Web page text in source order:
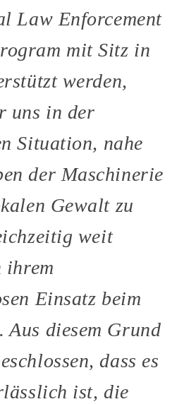
Law Enforcement
mit Sitz in
werden,
uns in der
Situation, nahe
der Maschinerie
Gewalt zu
weit
ihrem
Einsatz beim
Aus diesem Grund
dass es
ist, die